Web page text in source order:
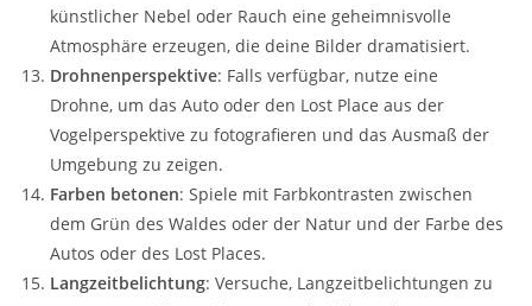
künstlicher Nebel oder Rauch eine geheimnisvolle
Atmosphäre erzeugen, die deine Bilder dramatisiert.
Drohnenperspektive: Falls verfügbar, nutze eine
Drohne, um das Auto oder den Lost Place aus der
Vogelperspektive zu fotografieren und das Ausmaß der
Umgebung zu zeigen.
Farben betonen: Spiele mit Farbkontrasten zwischen
dem Grün des Waldes oder der Natur und der Farbe des
Autos oder des Lost Places.
Langzeitbelichtung: Versuche, Langzeitbelichtungen zu